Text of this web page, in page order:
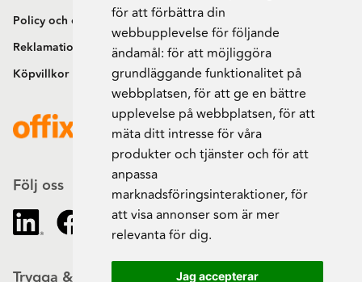
för att förbättra din
webbupplevelse för följande
ändamål: för att möjliggöra
grundläggande funktionalitet på
webbplatsen,för att ge en bättre
upplevelse på webbplatsen,för att
mäta ditt intresse för våra
produkter och tjänster och för att
anpassa
marknadsföringsinteraktioner,för
att visa annonser som är mer
relevanta för dig.
Jag accepterar
Policy och cookies
Reklamation och retur
Köpvillkor
Följ oss